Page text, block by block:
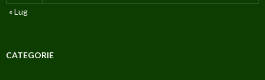
« Lug
CATEGORIE